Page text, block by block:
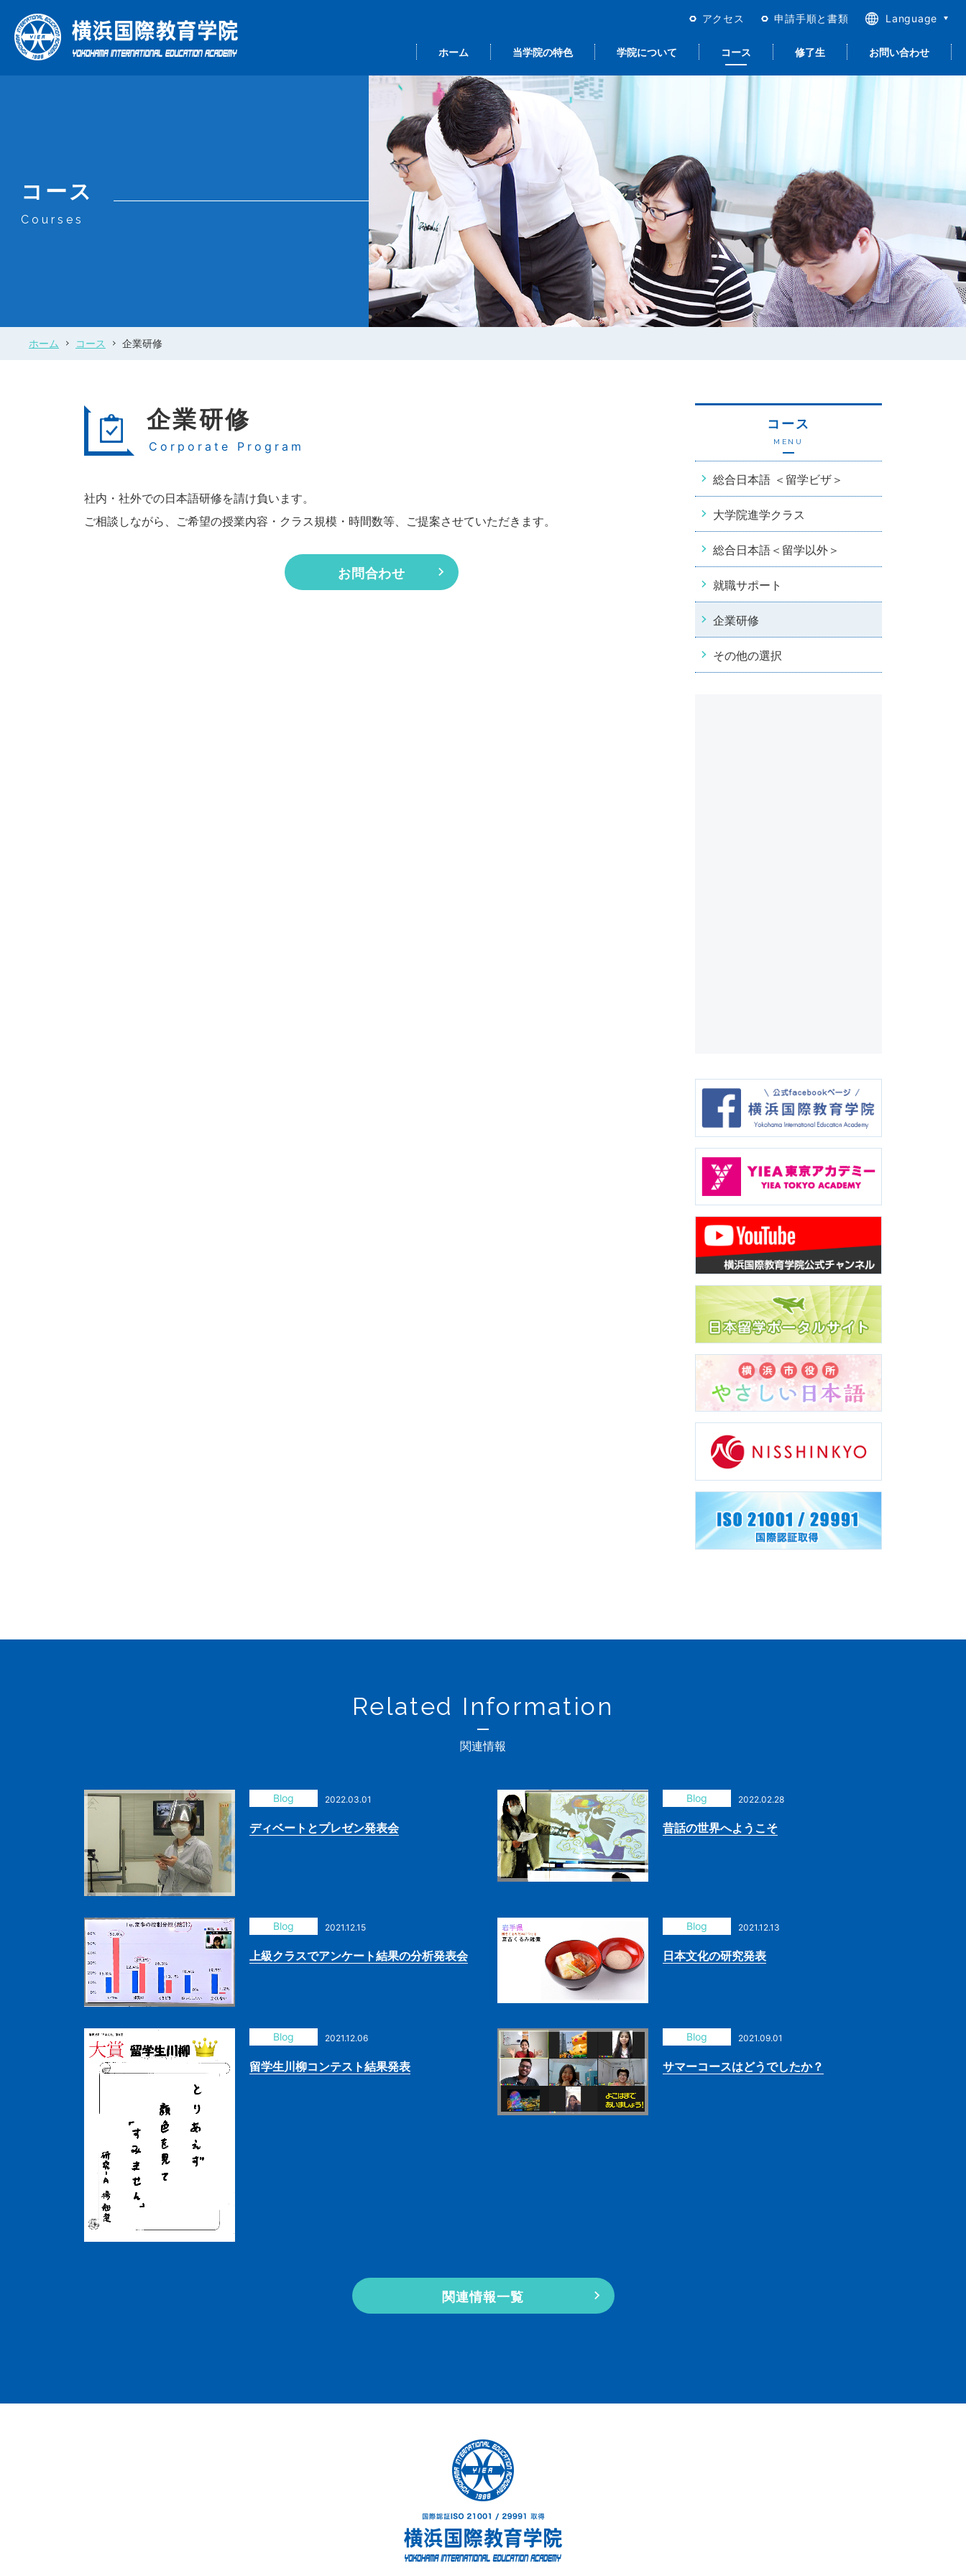
アクセス 申請手順と書類
Language
ホーム 当学院の特色
当学院の特色
What Makes Us Special
当学院の学び 進路サポート 質保証とISO
学院について
学院について
About Us
カレンダー 留学生活 宿泊について
コース
コース
Courses
大学院進学クラス
総合日本語＜留学以
外＞
就職サポート
その他の選択
修了生 お問い合わせ
コース
Courses
ホーム コース 企業研修
企業研修
Corporate Program
社内・社外での日本語研修を請け負います。
ご相談しながら、ご希望の授業内容・クラス規模・時間数等、ご提案させていただきます。
お問合わせ
コース
MENU
総合日本語 ＜留学ビザ＞
大学院進学クラス
総合日本語＜留学以外＞
就職サポート
企業研修
その他の選択
Related Information
関連情報
Blog 2022.03.01
ディベートとプレゼン発表会
Blog 2022.02.28
昔話の世界へようこそ
Blog 2021.12.15
上級クラスでアンケート結果の分析発表会
Blog 2021.12.13
日本文化の研究発表
Blog 2021.12.06
留学生川柳コンテスト結果発表
Blog 2021.09.01
サマーコースはどうでしたか？
関連情報一覧